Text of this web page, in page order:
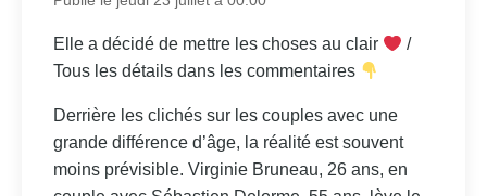
Elle a décidé de mettre les choses au clair
/
Tous les détails dans les commentaires
Derrière les clichés sur les couples avec une
grande différence d’âge, la réalité est souvent
moins prévisible. Virginie Bruneau, 26 ans, en